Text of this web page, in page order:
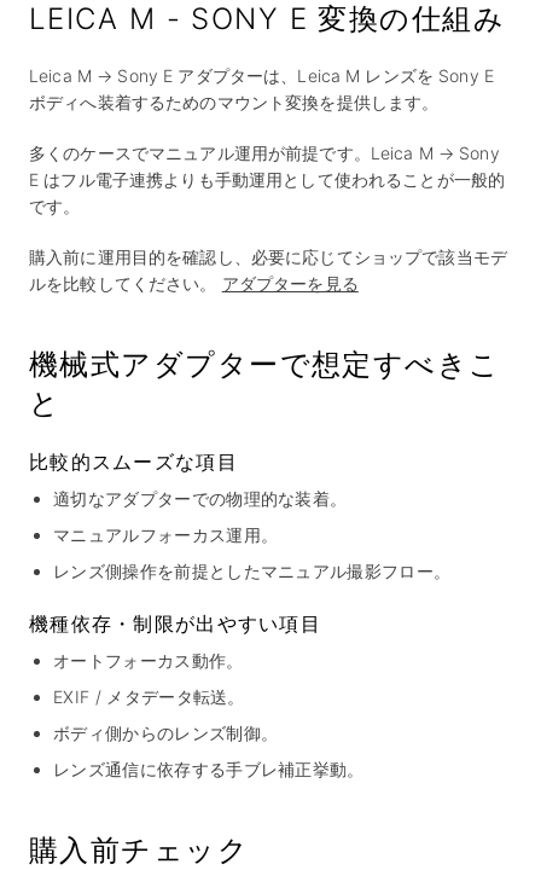
LEICA M - SONY E 変換の仕組み
Leica M → Sony E アダプターは、Leica M レンズを Sony E
ボディへ装着するためのマウント変換を提供します。
多くのケースでマニュアル運用が前提です。Leica M → Sony
E はフル電子連携よりも手動運用として使われることが一般的
です。
購入前に運用目的を確認し、必要に応じてショップで該当モデ
ルを比較してください。
アダプターを見る
機械式アダプターで想定すべきこ
と
比較的スムーズな項目
適切なアダプターでの物理的な装着。
マニュアルフォーカス運用。
レンズ側操作を前提としたマニュアル撮影フロー。
機種依存・制限が出やすい項目
オートフォーカス動作。
EXIF / メタデータ転送。
ボディ側からのレンズ制御。
レンズ通信に依存する手ブレ補正挙動。
購入前チェック